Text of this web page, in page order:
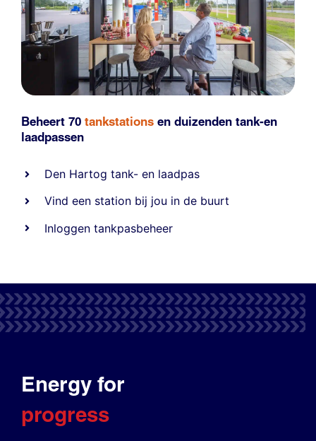
Beheert 70 tankstations en duizenden tank-en
laadpassen
Den Hartog tank- en laadpas
Vind een station bij jou in de buurt
Inloggen tankpasbeheer
Energy for
progress